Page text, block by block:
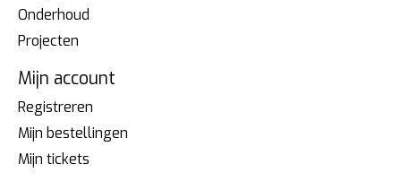
Onderhoud
Projecten
Mijn account
Registreren
Mijn bestellingen
Mijn tickets